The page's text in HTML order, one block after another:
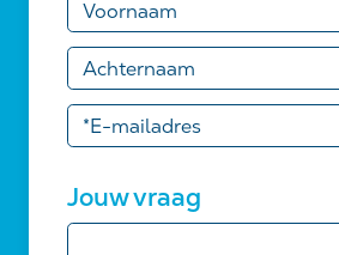
Jouw vraag